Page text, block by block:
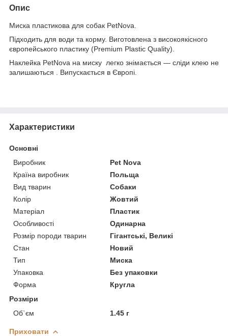
Опис
Миска пластикова для собак PetNova.
Підходить для води та корму. Виготовлена з високоякісного
європейського пластику (Premium Plastic Quality).
Наклейка PetNova на миску легко знімається — сліди клею не
залишаються . Випускається в Європі.
Характеристики
Основні
Виробник
Pet Nova
Країна виробник
Польща
Вид тварин
Собаки
Колір
Жовтий
Матеріал
Пластик
Особливості
Одинарна
Розмір породи тварин
Гігантські, Великі
Стан
Новий
Тип
Миска
Упаковка
Без упаковки
Форма
Кругла
Розміри
Об`єм
1.45 г
Приховати